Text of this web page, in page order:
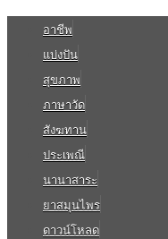
อาชีพ
แบ่งปัน
สุขภาพ
ภาษาวัด
สังฆทาน
ประเพณี
นานาสาระ
ยาสมุนไพร
ดาวน์โหลด